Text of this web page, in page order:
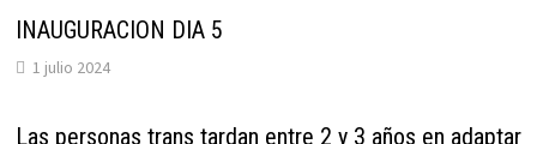
INAUGURACION DIA 5
1 julio 2024
Las personas trans tardan entre 2 y 3 años en adaptar